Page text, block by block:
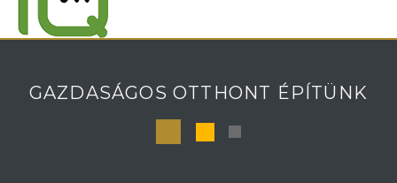
GAZDASÁGOS OTTHONT ÉPÍTÜNK